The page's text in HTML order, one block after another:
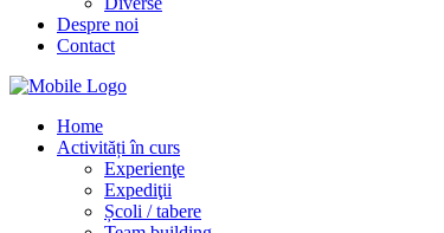
Despre noi
Contact
Home
Activități în curs
Experienţe
Expediţii
Școli / tabere